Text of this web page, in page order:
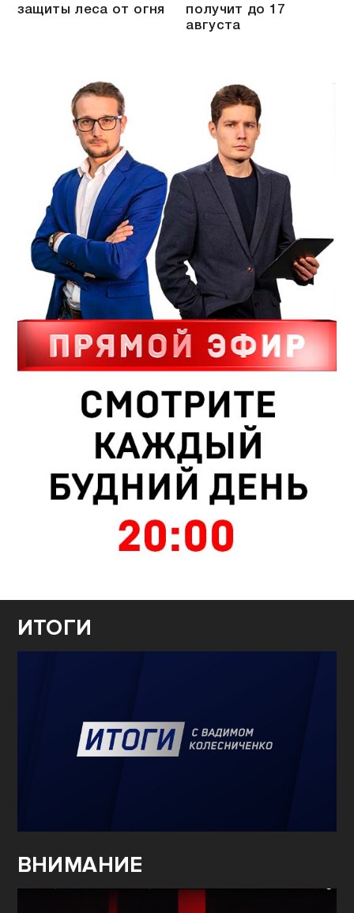
защиты леса от огня
получит до 17
августа
ИТОГИ
ВНИМАНИЕ